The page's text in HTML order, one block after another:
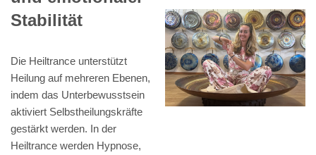
Stabilität
Die Heiltrance unterstützt
Heilung auf mehreren Ebenen,
indem das Unterbewusstsein
aktiviert Selbstheilungskräfte
gestärkt werden. In der
Heiltrance werden Hypnose,